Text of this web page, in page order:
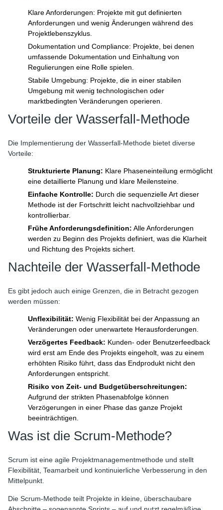
Klare Anforderungen: Projekte mit gut definierten
Anforderungen und wenig Änderungen während des
Projektlebenszyklus.
Dokumentation und Compliance: Projekte, bei denen
umfassende Dokumentation und Einhaltung von
Regulierungen eine Rolle spielen.
Stabile Umgebung: Projekte, die in einer stabilen
Umgebung mit wenig technologischen oder
marktbedingten Veränderungen operieren.
Vorteile der Wasserfall-Methode
Die Implementierung der Wasserfall-Methode bietet diverse
Vorteile:
Strukturierte Planung: Klare Phaseneinteilung ermöglicht
eine detaillierte Planung und klare Meilensteine.
Einfache Kontrolle: Durch die sequenzielle Art dieser
Methode ist der Fortschritt leicht nachvollziehbar und
kontrollierbar.
Frühe Anforderungsdefinition: Alle Anforderungen
werden zu Beginn des Projekts definiert, was die Klarheit
und Richtung des Projekts sichert.
Nachteile der Wasserfall-Methode
Es gibt jedoch auch einige Grenzen, die in Betracht gezogen
werden müssen:
Unflexibilität: Wenig Flexibilität bei der Anpassung an
Veränderungen oder unerwartete Herausforderungen.
Verzögertes Feedback: Kunden- oder Benutzerfeedback
wird erst am Ende des Projekts eingeholt, was zu einem
erhöhten Risiko führt, dass das Endprodukt nicht den
Anforderungen entspricht.
Risiko von Zeit- und Budgetüberschreitungen:
Aufgrund der strikten Phasenabfolge können
Verzögerungen in einer Phase das ganze Projekt
beeinträchtigen.
Was ist die Scrum-Methode?
Scrum ist eine agile Projektmanagementmethode und stellt
Flexibilität, Teamarbeit und kontinuierliche Verbesserung in den
Mittelpunkt.
Die Scrum-Methode teilt Projekte in kleine, überschaubare